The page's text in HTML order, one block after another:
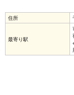
住所
最寄り駅